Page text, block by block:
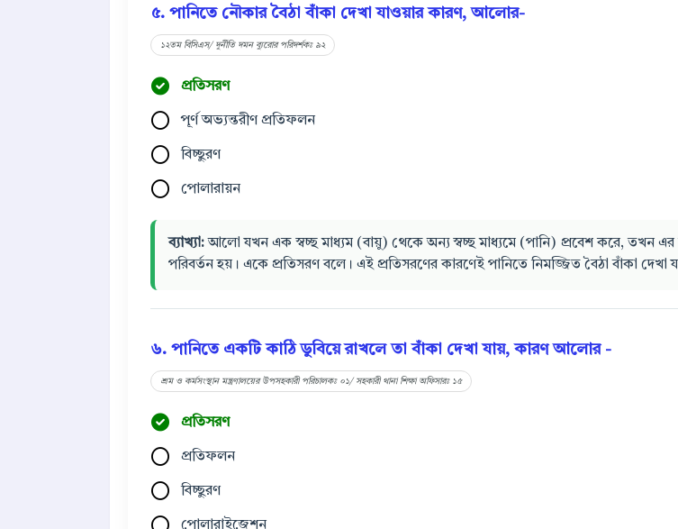
৫. পানিতে নৌকার বৈঠা বাঁকা দেখা যাওয়ার কারণ, আলোর-
১২তম বিসিএস/ দুর্নীতি দমন ব্যুরোর পরিদর্শকঃ ৯২
প্রতিসরণ
পূর্ণ অভ্যন্তরীণ প্রতিফলন
বিচ্ছুরণ
পোলারায়ন
ব্যাখ্যা: আলো যখন এক স্বচ্ছ মাধ্যম (বায়ু) থেকে অন্য স্বচ্ছ মাধ্যমে (পানি) প্রবেশ করে, তখন এর
পরিবর্তন হয়। একে প্রতিসরণ বলে। এই প্রতিসরণের কারণেই পানিতে নিমজ্জিত বৈঠা বাঁকা দেখা
৬. পানিতে একটি কাঠি ডুবিয়ে রাখলে তা বাঁকা দেখা যায়, কারণ আলোর -
শ্রম ও কর্মসংস্থান মন্ত্রণালয়ের উপসহকারী পরিচালকঃ ০১/ সহকারী থানা শিক্ষা অফিসারঃ ১৫
প্রতিসরণ
প্রতিফলন
বিচ্ছুরণ
পোলারাইজেশন